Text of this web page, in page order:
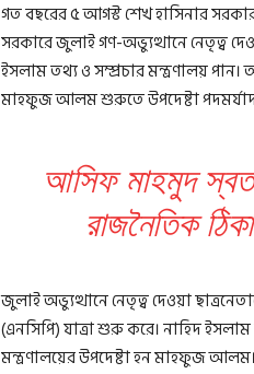
গত বছরের ৫ আগস্ট শেখ হাসিনার
সরকারে জুলাই গণ-অভ্যুত্থানে নেতৃত্ব
ইসলাম তথ্য ও সম্প্রচার মন্ত্রণালয় পান।
মাহফুজ আলম শুরুতে উপদেষ্টা
আসিফ মাহমুদ
রাজনৈতিক
জুলাই অভ্যুত্থানে নেতৃত্ব দেওয়া
(এনসিপি) যাত্রা শুরু করে। নাহিদ
মন্ত্রণালয়ের উপদেষ্টা হন মাহফুজ আলম।